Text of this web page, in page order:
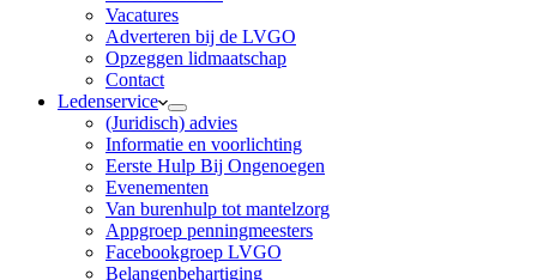
Vacatures
Adverteren bij de LVGO
Opzeggen lidmaatschap
Contact
Ledenservice
(Juridisch) advies
Informatie en voorlichting
Eerste Hulp Bij Ongenoegen
Evenementen
Van burenhulp tot mantelzorg
Appgroep penningmeesters
Facebookgroep LVGO
Belangenbehartiging